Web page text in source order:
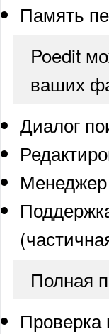
Память
Poedit
ваших
Диалог
Менеджер
Полная
Проверка